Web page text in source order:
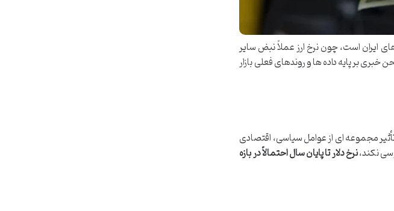
این روزهای ایران است، چون نرخ ارز عملاً نبض سایر
خبری بر پایه داده ها و روندهای فعلی بازار
مجموعه ای از عوامل سیاسی، اقتصادی
نکند،نرخ دلار تا پایان سال احتمالاً در بازه